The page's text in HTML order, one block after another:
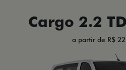
Cargo 2.2
a partir de R$